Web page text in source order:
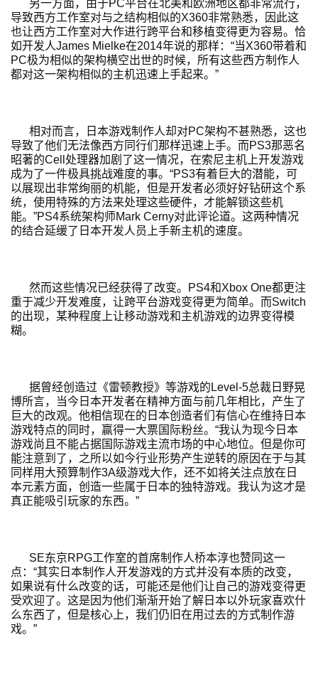
机
游
戏
戏
2
0
2
5
届
金
茶
7
月
3
0
茶
对
接
另一方面，由于PC平台在北美和欧洲地区都非常流行，
导致西方工作室对与之结构相似的X360非常熟悉，因此这
也让西方工作室对大作进行跨平台和移植变得更为容易。恰
如开发人James Mielke在2014年说的那样：“当X360带着和
PC极为相似的架构横空出世的时候，所有这些西方制作人
都对这一架构相似的主机迅速上手起来。”
相对而言，日本游戏制作人却对PC架构不甚熟悉，这也
导致了他们无法像西方同行们那样迅速上手。而PS3那恶名
昭著的Cell处理器加剧了这一情况，在索尼主机上开发游戏
成为了一件极具挑战难度的事。“PS3有着巨大的潜能，可
以展现出非常绚丽的机能，但是开发者必须好好钻研这个系
统，使用特殊的方法来处理这些硬件，才能解锁这些机
能。”PS4系统架构师Mark Cerny对此评论道。这两种情况
的结合延缓了日本开发人员上手新主机的速度。
然而这些情况已经获得了改变。PS4和Xbox One都更注
重于减少开发难度，让跨平台游戏变得更为简单。而Switch
的出现，某种程度上让移动游戏和主机游戏的边界变得模
糊。
据曾经创造过《雷顿教授》等游戏的Level-5总裁日野晃
博所言，当今日本开发者在精神方面与前几年相比，产生了
巨大的改观。他相信现在的日本创造者们有信心在维持日本
游戏特点的同时，赢得一大票国际粉丝。“我认为现今日本
游戏尚且不能占据国际游戏主流市场的中心地位。但是你可
能注意到了，之所以如今行业形势产生逆转的原因在于与其
同样用大预算制作3A级游戏大作，还不如将关注点放在日
本元素方面，创造一些属于日本的独特游戏。我认为这才是
真正能吸引玩家的东西。”
SE东京RPG工作室的首席制作人桥本淳也赞同这一
点：“其实日本制作人开发游戏的方式并没有本质的改变，
如果说有什么改变的话，可能还是他们让自己的游戏变得更
受欢迎了。这是因为他们渐渐开始了解日本以外玩家喜欢什
么东西了，但是核心上，我们仍旧在用过去的方式制作游
戏。”